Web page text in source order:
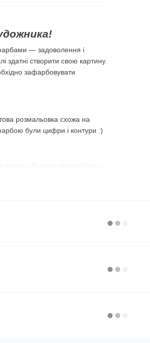
— задоволення і
здатні створити свою картину.
зафарбовувати
розмальовка схожа на
були цифри і контури :)